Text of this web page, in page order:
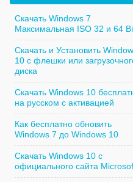
Скачать Windows 7
Максимальная ISO 32 и 64
Скачать и Установить
10 с флешки или
диска
Скачать Windows 10
на русском с активацией
Как бесплатно обновить
Windows 7 до Windows 10
Скачать Windows 10 с
официального сайта